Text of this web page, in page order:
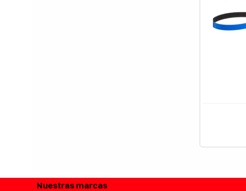
Nuestras marcas